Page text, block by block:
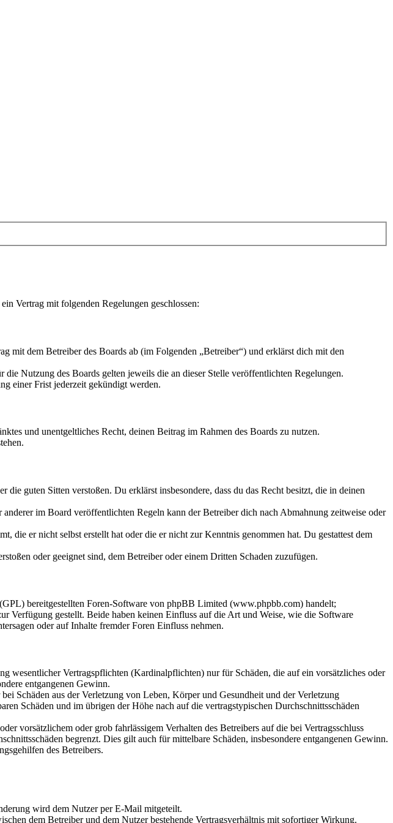
Vertrag mit folgenden Regelungen geschlossen:
mit dem Betreiber des Boards ab (im Folgenden „Betreiber“) und erklärst dich mit den
Nutzung des Boards gelten jeweils die an dieser Stelle veröffentlichten Regelungen.
einer Frist jederzeit gekündigt werden.
und unentgeltliches Recht, deinen Beitrag im Rahmen des Boards zu nutzen.
guten Sitten verstoßen. Du erklärst insbesondere, dass du das Recht besitzt, die in deinen
im Board veröffentlichten Regeln kann der Betreiber dich nach Abmahnung zeitweise oder
die er nicht selbst erstellt hat oder die er nicht zur Kenntnis genommen hat. Du gestattest dem
oder geeignet sind, dem Betreiber oder einem Dritten Schaden zuzufügen.
bereitgestellten Foren-Software von phpBB Limited (www.phpbb.com) handelt;
Verfügung gestellt. Beide haben keinen Einfluss auf die Art und Weise, wie die Software
oder auf Inhalte fremder Foren Einfluss nehmen.
wesentlicher Vertragspflichten (Kardinalpflichten) nur für Schäden, die auf ein vorsätzliches oder
entgangenen Gewinn.
Schäden aus der Verletzung von Leben, Körper und Gesundheit und der Verletzung
Schäden und im übrigen der Höhe nach auf die vertragstypischen Durchschnittsschäden
vorsätzlichem oder grob fahrlässigem Verhalten des Betreibers auf die bei Vertragsschluss
begrenzt. Dies gilt auch für mittelbare Schäden, insbesondere entgangenen Gewinn.
des Betreibers.
wird dem Nutzer per E-Mail mitgeteilt.
dem Betreiber und dem Nutzer bestehende Vertragsverhältnis mit sofortiger Wirkung.